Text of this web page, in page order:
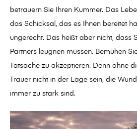
betrauern Sie Ihren Kummer. Das
das Schicksal, das es Ihnen bereitet
ungerecht. Das heißt aber nicht, dass
Partners leugnen müssen. Bemühen
Tatsache zu akzeptieren. Denn ohne
Trauer nicht in der Lage sein, die
immer zu stark sind.